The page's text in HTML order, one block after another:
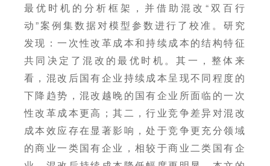
最优时机的分析框架，并借助混改“双百行
动”案例集数据对模型参数进行了校准。研究
发现：一次性改革成本和持续成本的结构特征
共同决定了混改的最优时机。其一，整体来
看，混改后国有企业持续成本呈现不同程度的
下降趋势，混改越晚的国有企业所面临的一次
性改革成本更高；其二，行业竞争差异对混改
成本效应存在显著影响，处于竞争更充分领域
的商业一类国有企业，相较于商业二类国有企